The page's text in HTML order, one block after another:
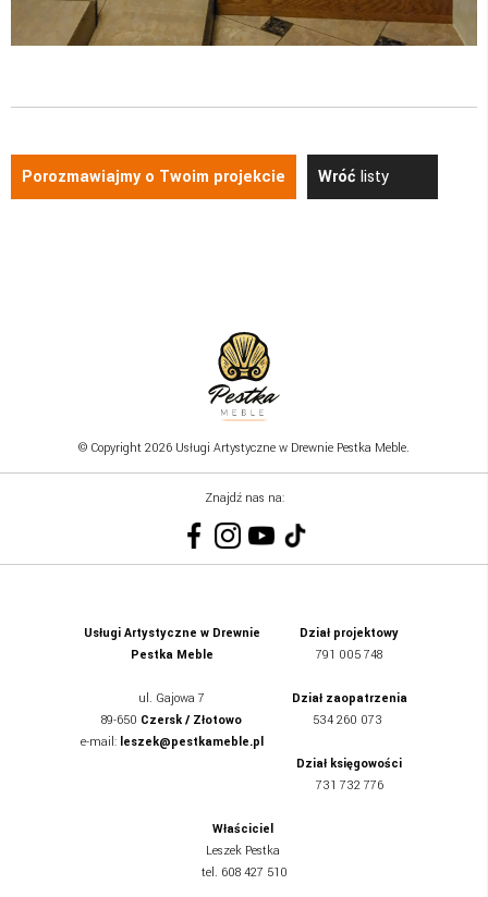
Porozmawiajmy o Twoim projekcie Wróć listy
© Copyright 2026 Usługi Artystyczne w Drewnie Pestka Meble.
Znajdź nas na:
Usługi Artystyczne w Drewnie
Pestka Meble
ul. Gajowa 7
89-650 Czersk / Złotowo
e-mail: leszek@pestkameble.pl
Dział projektowy
791 005 748
Dział zaopatrzenia
534 260 073
Dział księgowości
731 732 776
Właściciel
Leszek Pestka
tel. 608 427 510